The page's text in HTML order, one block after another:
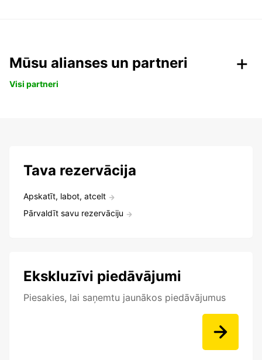
Mūsu alianses un partneri
Visi partneri
Tava rezervācija
Apskatīt, labot, atcelt
Pārvaldīt savu rezervāciju
Ekskluzīvi piedāvājumi
Piesakies, lai saņemtu jaunākos piedāvājumus